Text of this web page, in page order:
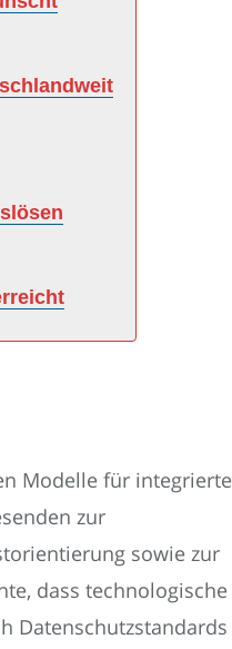
Modelle für integrierte
zur
sowie zur
dass technologische
Datenschutzstandards